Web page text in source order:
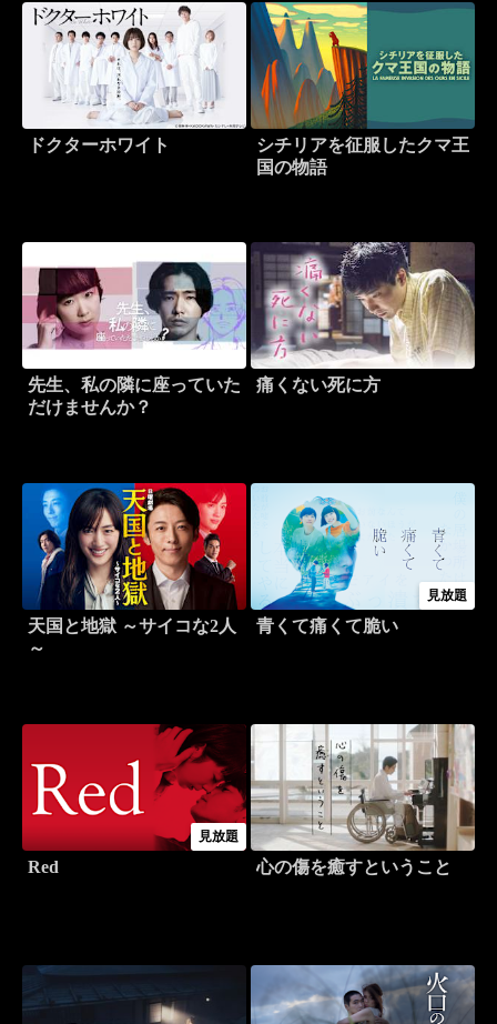
ドクターホワイト
シチリアを征服したクマ王
国の物語
先生、私の隣に座っていた
だけませんか？
痛くない死に方
天国と地獄 ～サイコな2人
～
見放題
青くて痛くて脆い
見放題
Red 心の傷を癒すということ